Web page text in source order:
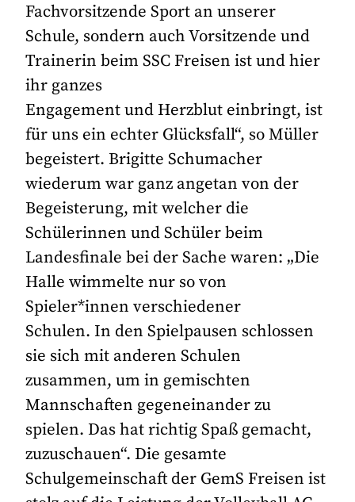
Fachvorsitzende Sport an unserer
Schule, sondern auch Vorsitzende und
Trainerin beim SSC Freisen ist und hier
ihr ganzes
Engagement und Herzblut einbringt, ist
für uns ein echter Glücksfall“, so Müller
begeistert. Brigitte Schumacher
wiederum war ganz angetan von der
Begeisterung, mit welcher die
Schülerinnen und Schüler beim
Landesfinale bei der Sache waren: „Die
Halle wimmelte nur so von
Spieler*innen verschiedener
Schulen. In den Spielpausen schlossen
sie sich mit anderen Schulen
zusammen, um in gemischten
Mannschaften gegeneinander zu
spielen. Das hat richtig Spaß gemacht,
zuzuschauen“. Die gesamte
Schulgemeinschaft der GemS Freisen ist